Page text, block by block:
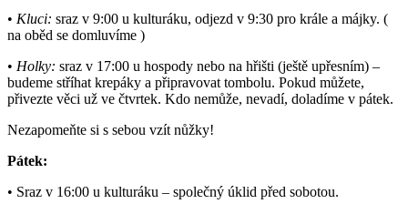
• Kluci: sraz v 9:00 u kulturáku, odjezd v 9:30 pro krále a májky. (
na oběd se domluvíme )
• Holky: sraz v 17:00 u hospody nebo na hřišti (ještě upřesním) –
budeme stříhat krepáky a připravovat tombolu. Pokud můžete,
přivezte věci už ve čtvrtek. Kdo nemůže, nevadí, doladíme v pátek.
Nezapomeňte si s sebou vzít nůžky!
Pátek:
• Sraz v 16:00 u kulturáku – společný úklid před sobotou.